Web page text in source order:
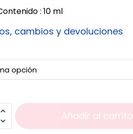
: 10 ml
cambios y devoluciones
Añadir al carrito